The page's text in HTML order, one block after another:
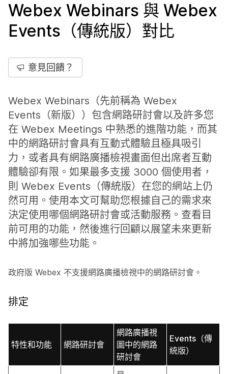
Webex Webinars 與 Webex
Events（傳統版）對比
意見回饋？
Webex Webinars（先前稱為 Webex
Events（新版））包含網路研討會以及許多您
在 Webex Meetings 中熟悉的進階功能，而其
中的網路研討會具有互動式體驗且極具吸引
力，或者具有網路廣播檢視畫面但出席者互動
體驗卻有限。如果最多支援 3000 個使用者，
則 Webex Events（傳統版）在您的網站上仍
然可用。使用本文可幫助您根據自己的需求來
決定使用哪個網路研討會或活動服務。查看目
前可用的功能，然後進行回顧以展望未來更新
中將加強哪些功能。
政府版 Webex 不支援網路廣播檢視中的網路研討會。
排定
特性和功能 網路研討會
網路廣播視
圖中的網路
研討會
Events（傳
統版）